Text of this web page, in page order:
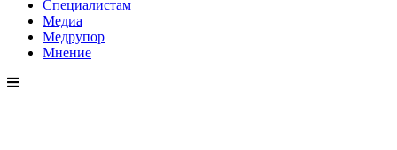
Специалистам
Медиа
Медрупор
Мнение